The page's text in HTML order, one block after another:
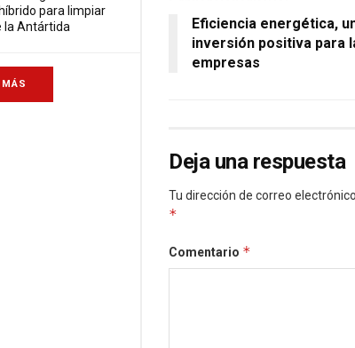
para limpiar
la Antártida
MÁS
Eficiencia energética,
inversión positiva para
empresas
Deja una respuesta
Tu dirección de correo
*
Comentario *